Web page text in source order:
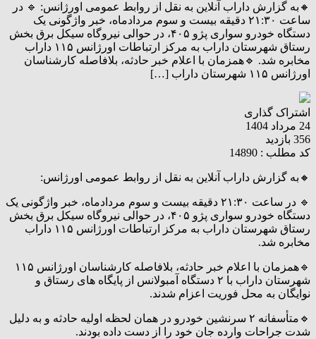
🔸به گزارش داراب آنلاین به نقل از روابط عمومی اورژانس: 🔹 در
ساعت ۲۱:۳۰ دقیقه بیست و سوم مردادماه، خبر واژگونی یک
دستگاه خودرو سواری پژو ۴۰۵، در حوالی نیروگاه سیکل برق بخش
رستاق شهرستان داراب به مرکز ارتباطات اورژانس ۱۱۵ داراب
مخابره شد. 🔹همزمان با اعلام خبر حادثه، بلافاصله کارشناسان
اورژانس ۱۱۵ شهرستان داراب […]
اشتراک گذاری
24 مرداد 1404
356 بازدید
کد مطلب : 14890
🔸به گزارش داراب آنلاین به نقل از روابط عمومی اورژانس:
🔹 در ساعت ۲۱:۳۰ دقیقه بیست و سوم مردادماه، خبر واژگونی یک
دستگاه خودرو سواری پژو ۴۰۵، در حوالی نیروگاه سیکل برق بخش
رستاق شهرستان داراب به مرکز ارتباطات اورژانس ۱۱۵ داراب
مخابره شد.
🔹همزمان با اعلام خبر حادثه، بلافاصله کارشناسان اورژانس ۱۱۵
شهرستان داراب با ۲ دستگاه آمبولانس از پایگاه های رستاق و
نوایگان به محل فوریت اعزام شدند.
🔹متأسفانه ۲ سرنشین خودرو در همان لحظه اولیه حادثه و به دلیل
شدت جراحات وارده جان خود را از دست داده بودند.